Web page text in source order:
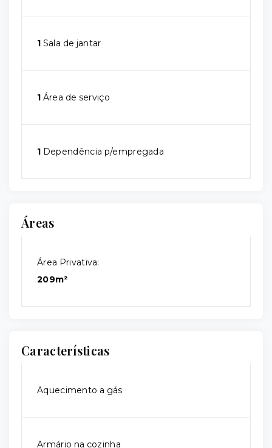
1 Sala de jantar
1 Área de serviço
1 Dependência p/empregada
Áreas
Área Privativa:
209m²
Características
Aquecimento a gás
Armário na cozinha